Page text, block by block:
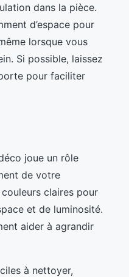
dans la pièce.
d’espace pour
lorsque vous
Si possible, laissez
pour faciliter
joue un rôle
de votre
claires pour
et de luminosité.
aider à agrandir
à nettoyer,